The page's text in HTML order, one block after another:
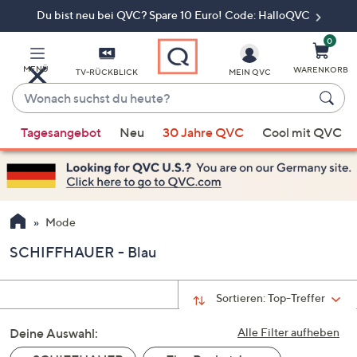
Du bist neu bei QVC? Spare 10 Euro! Code: HalloQVC
MENÜ TV-RÜCKBLICK
Wonach
suchst
du
heute?
Vorschläge
verfügbar
sind,
verwenden
Sie
Pfeiltasten
nach
und
nach
unten
MEIN QVC
0
WARENKORB
Tagesangebot Neu 30 Jahre QVC Cool mit QVC
Mode
SCHIFFHAUER - Blau
Sortieren:Top-Treffer
Alle Filter aufheben
Deine Auswahl: